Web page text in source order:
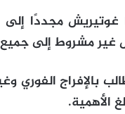
غوتيريش مجددًا إلى
مشروط إلى جميع
بالإفراج الفوري
الأهمية.